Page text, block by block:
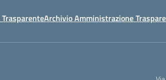
Archivio Amministrazione